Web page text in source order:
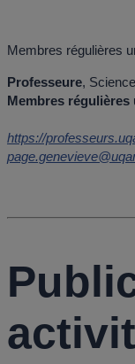
Membres régulières
Professeure,
Membres
https://